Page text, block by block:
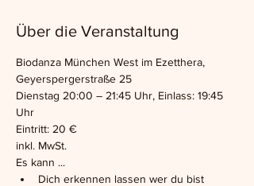
Über die Veranstaltung
Biodanza München West im Ezetthera,
Geyerspergerstraße 25
Dienstag 20:00 – 21:45 Uhr, Einlass: 19:45
Uhr
Eintritt: 20 €
inkl. MwSt.
Es kann ...
Dich erkennen lassen wer du bist